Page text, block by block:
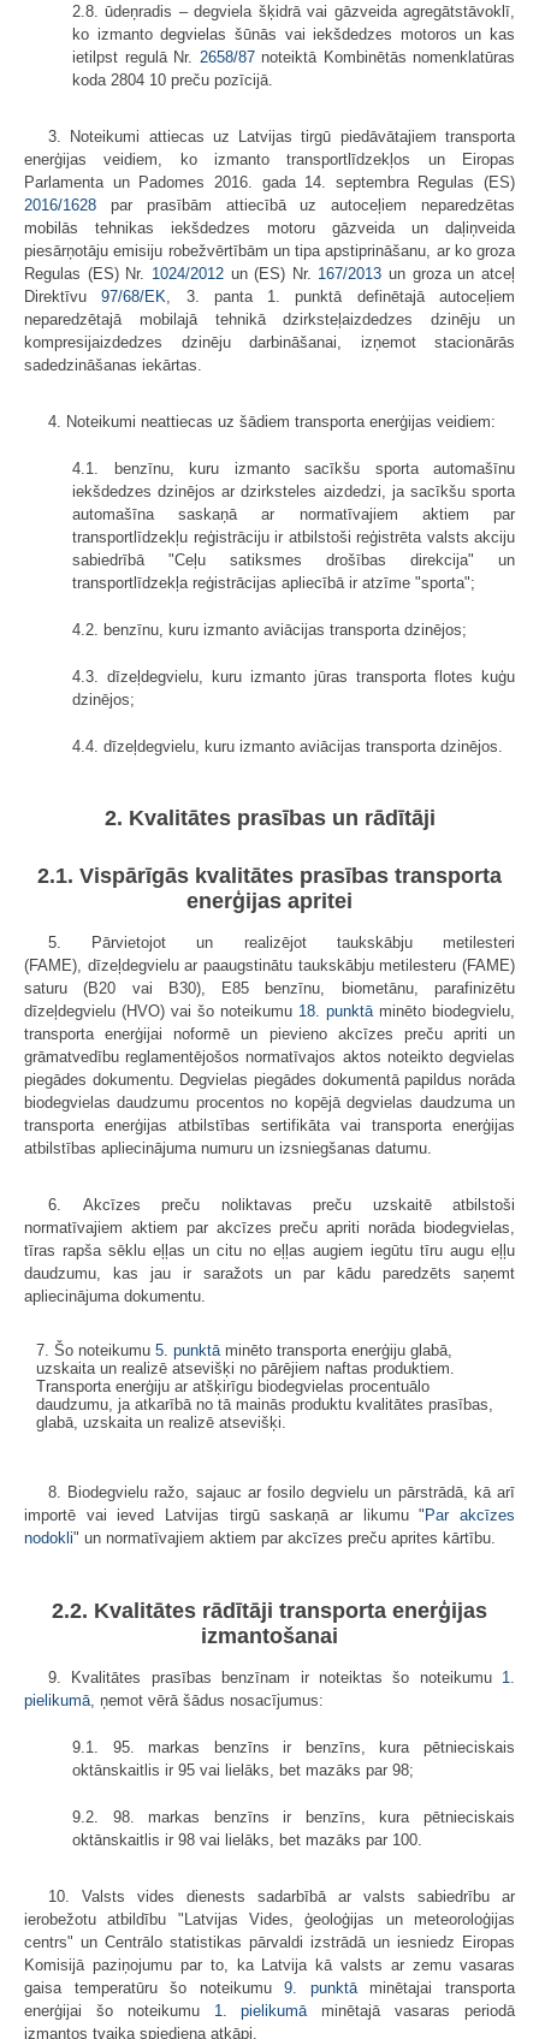
2.8. ūdeņradis – degviela šķidrā vai gāzveida agregātstāvoklī,
ko izmanto degvielas šūnās vai iekšdedzes motoros un kas
ietilpst regulā Nr. 2658/87noteiktā Kombinētās nomenklatūras
koda 2804 10 preču pozīcijā.
3. Noteikumi attiecas uz Latvijas tirgū piedāvātajiem transporta
enerģijas veidiem, ko izmanto transportlīdzekļos un Eiropas
Parlamenta un Padomes 2016. gada 14. septembra Regulas (ES)
2016/1628 par prasībām attiecībā uz autoceļiem neparedzētas
mobilās tehnikas iekšdedzes motoru gāzveida un daļiņveida
piesārņotāju emisiju robežvērtībām un tipa apstiprināšanu, ar ko groza
Regulas (ES) Nr. 1024/2012un (ES) Nr. 167/2013 un groza un atceļ
Direktīvu97/68/EK , 3. panta 1. punktā definētajā autoceļiem
neparedzētajā mobilajā tehnikā dzirksteļaizdedzes dzinēju un
kompresijaizdedzes dzinēju darbināšanai, izņemot stacionārās
sadedzināšanas iekārtas.
4. Noteikumi neattiecas uz šādiem transporta enerģijas veidiem:
4.1. benzīnu, kuru izmanto sacīkšu sporta automašīnu
iekšdedzes dzinējos ar dzirksteles aizdedzi, ja sacīkšu sporta
automašīna saskaņā ar normatīvajiem aktiem par
transportlīdzekļu reģistrāciju ir atbilstoši reģistrēta valsts akciju
sabiedrībā "Ceļu satiksmes drošības direkcija" un
transportlīdzekļa reģistrācijas apliecībā ir atzīme "sporta";
4.2. benzīnu, kuru izmanto aviācijas transporta dzinējos;
4.3. dīzeļdegvielu, kuru izmanto jūras transporta flotes kuģu
dzinējos;
4.4. dīzeļdegvielu, kuru izmanto aviācijas transporta dzinējos.
2. Kvalitātes prasības un rādītāji
2.1. Vispārīgās kvalitātes prasības transporta
enerģijas apritei
5. Pārvietojot un realizējot taukskābju metilesteri
(FAME), dīzeļdegvielu ar paaugstinātu taukskābju metilesteru (FAME)
saturu (B20 vai B30), E85 benzīnu, biometānu, parafinizētu
dīzeļdegvielu (HVO) vai šo noteikumu 18. punktā minēto biodegvielu,
transporta enerģijai noformē un pievieno akcīzes preču apriti un
grāmatvedību reglamentējošos normatīvajos aktos noteikto degvielas
piegādes dokumentu. Degvielas piegādes dokumentā papildus norāda
biodegvielas daudzumu procentos no kopējā degvielas daudzuma un
transporta enerģijas atbilstības sertifikāta vai transporta enerģijas
atbilstības apliecinājuma numuru un izsniegšanas datumu.
6. Akcīzes preču noliktavas preču uzskaitē atbilstoši
normatīvajiem aktiem par akcīzes preču apriti norāda biodegvielas,
tīras rapša sēklu eļļas un citu no eļļas augiem iegūtu tīru augu eļļu
daudzumu, kas jau ir saražots un par kādu paredzēts saņemt
apliecinājuma dokumentu.
7. Šo noteikumu 5. punktā minēto transporta enerģiju glabā,
uzskaita un realizē atsevišķi no pārējiem naftas produktiem.
Transporta enerģiju ar atšķirīgu biodegvielas procentuālo
daudzumu, ja atkarībā no tā mainās produktu kvalitātes prasības,
glabā, uzskaita un realizē atsevišķi.
8. Biodegvielu ražo, sajauc ar fosilo degvielu un pārstrādā, kā arī
importē vai ieved Latvijas tirgū saskaņā ar likumu " Par akcīzes
nodokli" un normatīvajiem aktiem par akcīzes preču aprites kārtību.
2.2. Kvalitātes rādītāji transporta enerģijas
izmantošanai
9. Kvalitātes prasības benzīnam ir noteiktas šo noteikumu 1.
pielikumā , ņemot vērā šādus nosacījumus:
9.1. 95. markas benzīns ir benzīns, kura pētnieciskais
oktānskaitlis ir 95 vai lielāks, bet mazāks par 98;
9.2. 98. markas benzīns ir benzīns, kura pētnieciskais
oktānskaitlis ir 98 vai lielāks, bet mazāks par 100.
10. Valsts vides dienests sadarbībā ar valsts sabiedrību ar
ierobežotu atbildību "Latvijas Vides, ģeoloģijas un meteoroloģijas
centrs" un Centrālo statistikas pārvaldi izstrādā un iesniedz Eiropas
Komisijā paziņojumu par to, ka Latvija kā valsts ar zemu vasaras
gaisa temperatūru šo noteikumu9. punktāminētajai transporta
enerģijai šo noteikumu 1. pielikumā minētajā vasaras periodā
izmantos tvaika spiediena atkāpi.